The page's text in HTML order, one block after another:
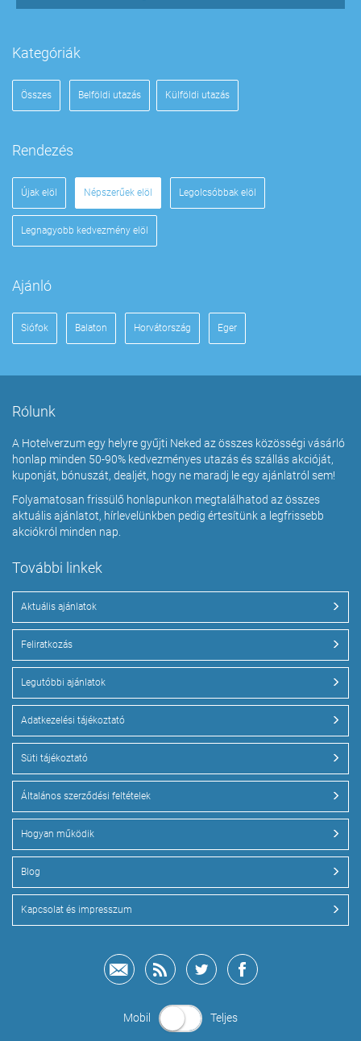
Kategóriák
Összes Belföldi utazás Külföldi utazás
Rendezés
Újak elöl Népszerűek elöl Legolcsóbbak elöl
Legnagyobb kedvezmény elöl
Ajánló
Siófok Balaton Horvátország Eger
Rólunk
A Hotelverzum egy helyre gyűjti Neked az összes közösségi vásárló
honlap minden 50-90% kedvezményes utazás és szállás akcióját,
kuponját, bónuszát, dealjét, hogy ne maradj le egy ajánlatról sem!
Folyamatosan frissülő honlapunkon megtalálhatod az összes
aktuális ajánlatot, hírlevelünkben pedig értesítünk a legfrissebb
akciókról minden nap.
További linkek
Aktuális ajánlatok
Feliratkozás
Legutóbbi ajánlatok
Adatkezelési tájékoztató
Süti tájékoztató
Általános szerződési feltételek
Hogyan működik
Blog
Kapcsolat és impresszum
Mobil Teljes